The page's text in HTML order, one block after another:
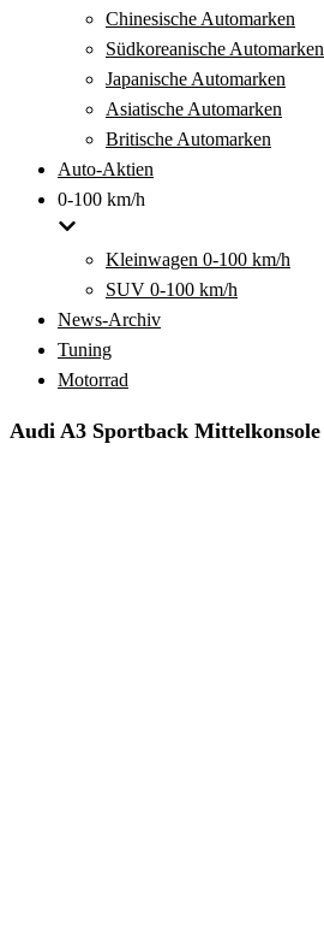
Chinesische Automarken
Südkoreanische Automarken
Japanische Automarken
Asiatische Automarken
Britische Automarken
Auto-Aktien
0-100 km/h
Kleinwagen 0-100 km/h
SUV 0-100 km/h
News-Archiv
Tuning
Motorrad
Audi A3 Sportback Mittelkonsole